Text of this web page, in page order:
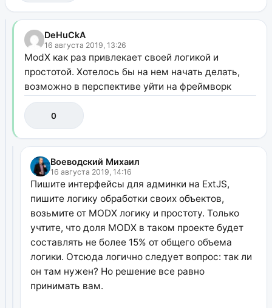
DeHuCkA
16 августа 2019, 13:26
ModX как раз привлекает своей логикой и
простотой. Хотелось бы на нем начать делать,
возможно в перспективе уйти на фреймворк
0
Воеводский Михаил
16 августа 2019, 14:16
Пишите интерфейсы для админки на ExtJS,
пишите логику обработки своих объектов,
возьмите от MODX логику и простоту. Только
учтите, что доля MODX в таком проекте будет
составлять не более 15% от общего объема
логики. Отсюда логично следует вопрос: так ли
он там нужен? Но решение все равно
принимать вам.